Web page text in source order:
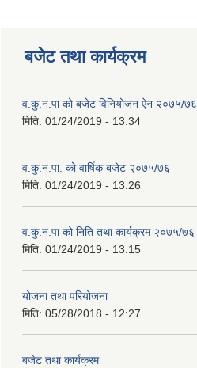
बजेट तथा कार्यक्रम
व.कु.न.पा को बजेट विनियोजन ऐन २०७५/७६
मिति: 01/24/2019 - 13:34
व.कु.न.पा. को वार्षिक बजेट २०७५/७६
मिति: 01/24/2019 - 13:26
व.कु.न.पा को निति तथा कार्यक्रम २०७५/७६
मिति: 01/24/2019 - 13:15
योजना तथा परियोजना
मिति: 05/28/2018 - 12:27
बजेट तथा कार्यक्रम